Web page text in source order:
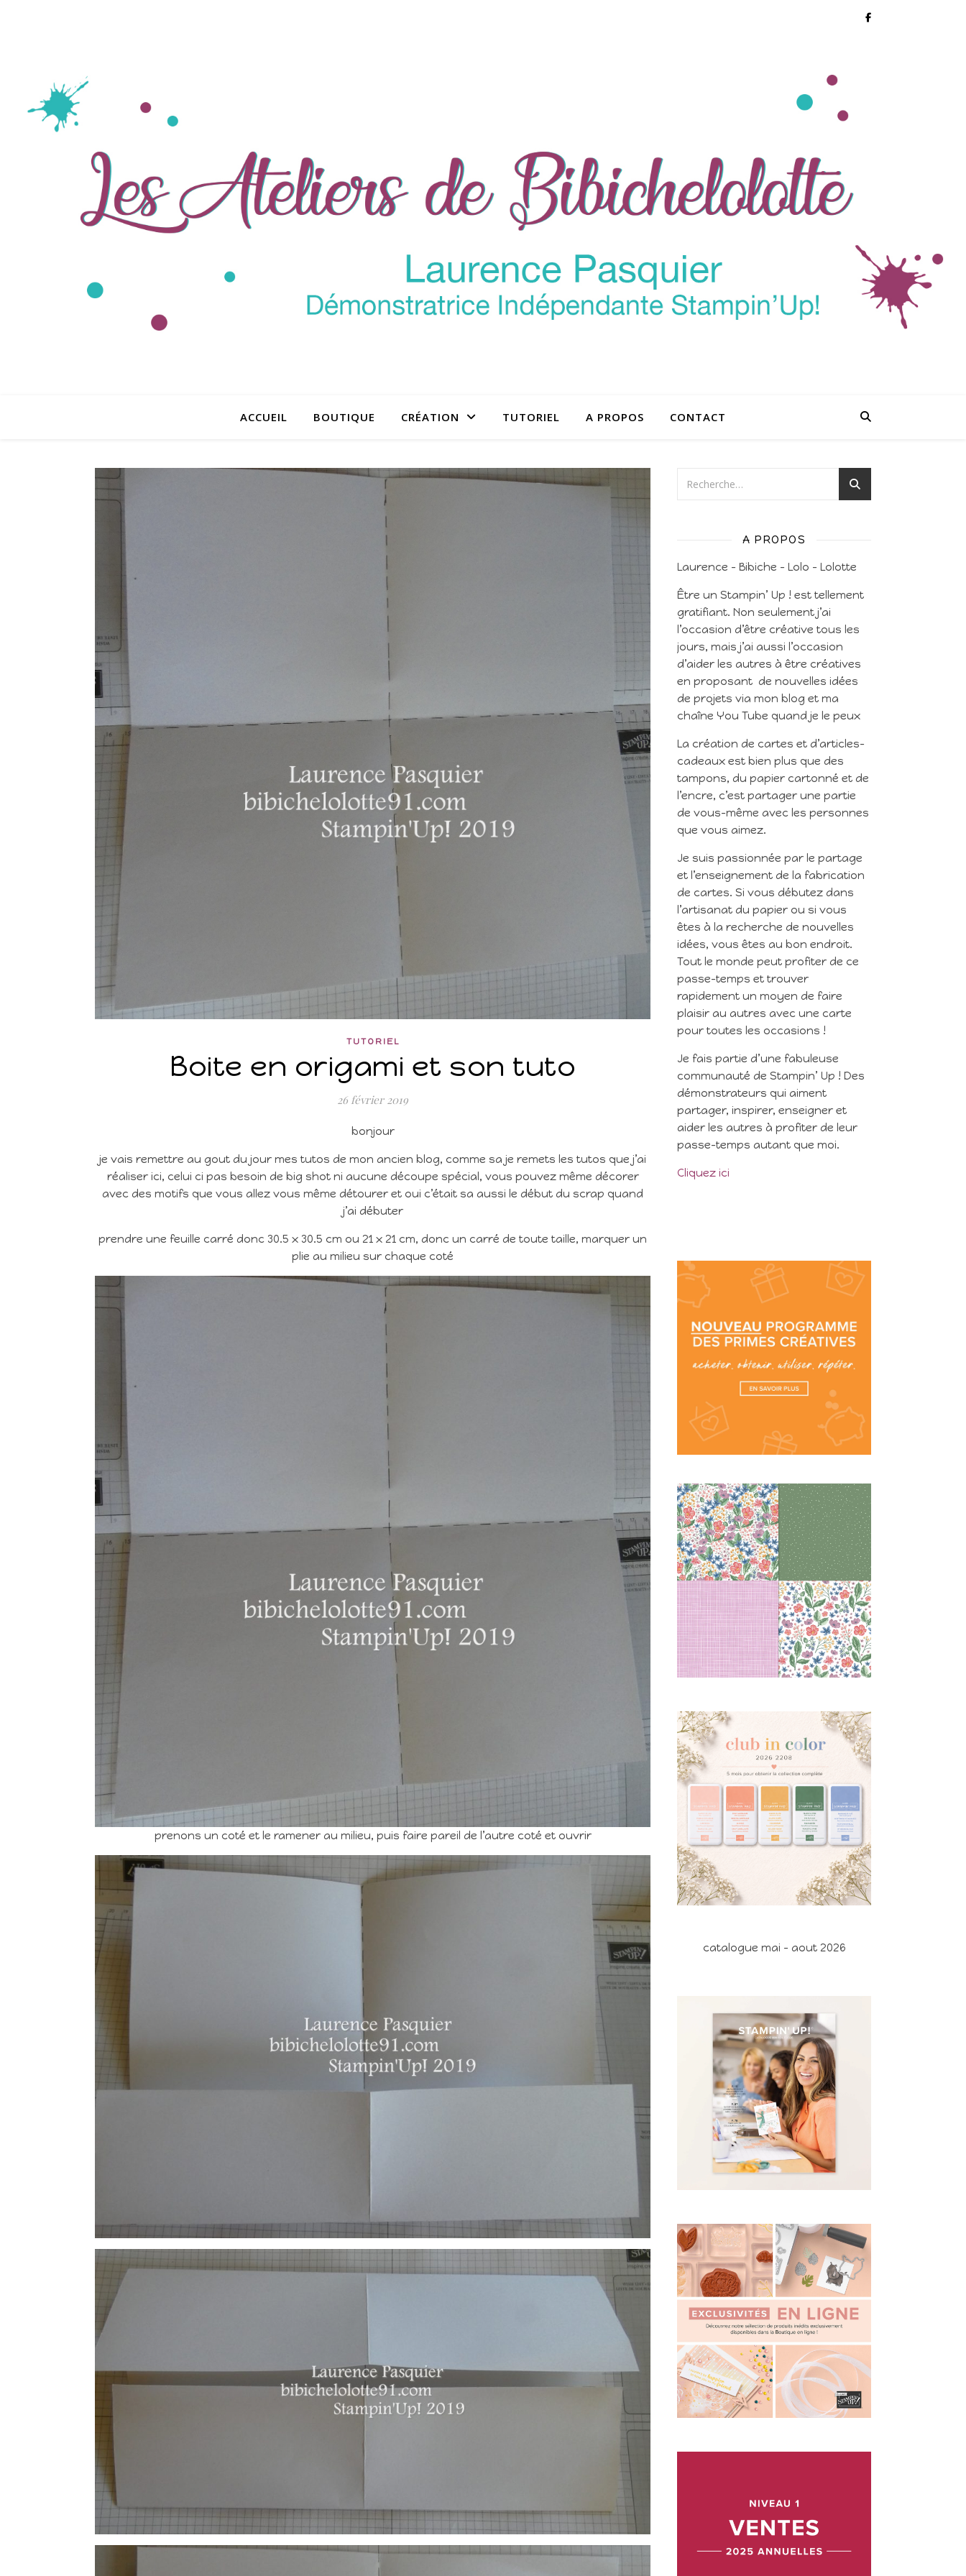
ACCUEIL BOUTIQUE CRÉATION TUTORIEL A PROPOS CONTACT
TUTORIEL
Boite en origami et son tuto
26 février 2019
bonjour
je vais remettre au gout du jour mes tutos de mon ancien blog, comme sa je remets les tutos que j’ai
réaliser ici, celui ci pas besoin de big shot ni aucune découpe spécial, vous pouvez même décorer
avec des motifs que vous allez vous même détourer et oui c’était sa aussi le début du scrap quand
j’ai débuter
prendre une feuille carré donc 30.5 x 30.5 cm ou 21 x 21 cm, donc un carré de toute taille, marquer un
plie au milieu sur chaque coté
prenons un coté et le ramener au milieu, puis faire pareil de l’autre coté et ouvrir
A PROPOS
Laurence – Bibiche – Lolo – Lolotte
Être un Stampin’ Up ! est tellement
gratifiant. Non seulement j’ai
l’occasion d’être créative tous les
jours, mais j’ai aussi l’occasion
d’aider les autres à être créatives
en proposant de nouvelles idées
de projets via mon blog et ma
chaîne You Tube quand je le peux
La création de cartes et d’articles-
cadeaux est bien plus que des
tampons, du papier cartonné et de
l’encre, c’est partager une partie
de vous-même avec les personnes
que vous aimez.
Je suis passionnée par le partage
et l’enseignement de la fabrication
de cartes. Si vous débutez dans
l’artisanat du papier ou si vous
êtes à la recherche de nouvelles
idées, vous êtes au bon endroit.
Tout le monde peut profiter de ce
passe-temps et trouver
rapidement un moyen de faire
plaisir au autres avec une carte
pour toutes les occasions !
Je fais partie d’une fabuleuse
communauté de Stampin’ Up ! Des
démonstrateurs qui aiment
partager, inspirer, enseigner et
aider les autres à profiter de leur
passe-temps autant que moi.
Cliquez ici
catalogue mai - aout 2026